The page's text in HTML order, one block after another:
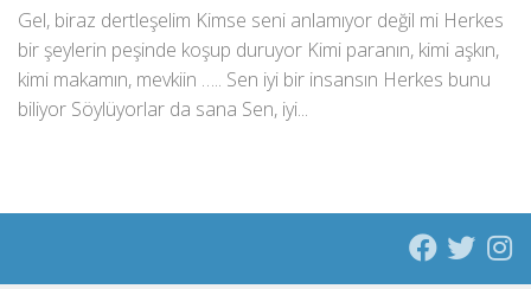
Gel, biraz dertleşelim Kimse seni anlamıyor değil mi Herkes
bir şeylerin peşinde koşup duruyor Kimi paranın, kimi aşkın,
kimi makamın, mevkiin ….. Sen iyi bir insansın Herkes bunu
biliyor Söylüyorlar da sana Sen, iyi...